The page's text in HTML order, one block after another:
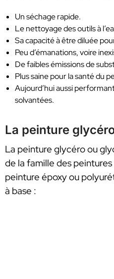
Un séchage rapide.
Le nettoyage des outils à
Sa capacité à être diluée
Peu d’émanations, voire
De faibles émissions de
Plus saine pour la santé du
Aujourd’hui aussi
solvantées.
La peinture
La peinture glycéro ou
de la famille des peintures
peinture époxy ou
à base :